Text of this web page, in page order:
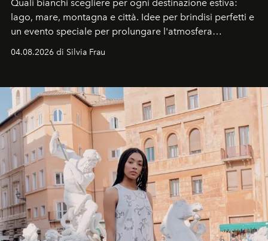
Quali bianchi scegliere per ogni destinazione estiva:
lago, mare, montagna e città. Idee per brindisi perfetti e
un evento speciale per prolungare l'atmosfera
04.08.2026 di Silvia Frau